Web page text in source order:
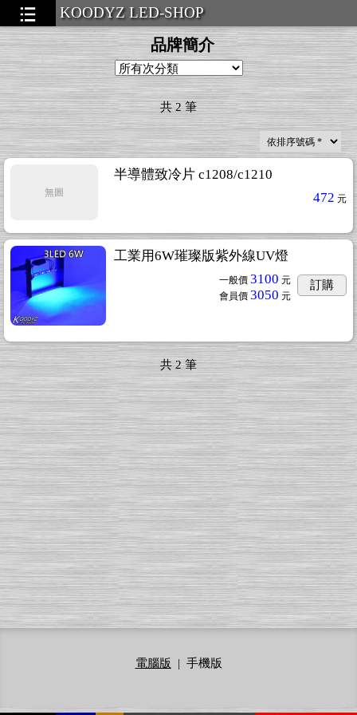
KOODYZ LED-SHOP
品牌簡介
共2筆
無圖
半導體致冷片 c1208/c1210
472 元
工業用6W璀璨版紫外線UV燈
一般價 3100 元
會員價 3050 元
訂購
共2筆
電腦版 | 手機版